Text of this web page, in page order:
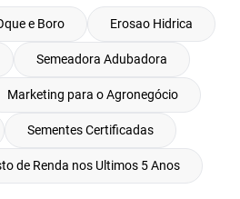
e Boro Erosao Hidrica
Semeadora Adubadora
Marketing para o Agronegócio
Sementes Certificadas
de Renda nos Ultimos 5 Anos